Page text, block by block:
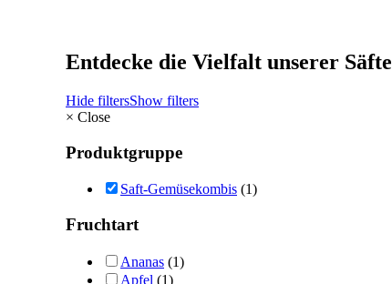
Entdecke die Vielfalt unserer Säfte
Hide filtersShow filters
× Close
Produktgruppe
Saft-Gemüsekombis (1)
Fruchtart
Ananas (1)
Apfel (1)